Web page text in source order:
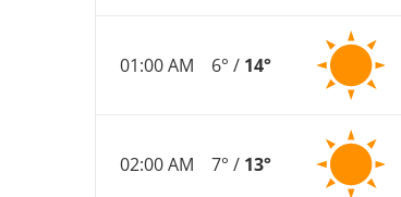
01:00 AM 6° / 14°
02:00 AM 7° / 13°